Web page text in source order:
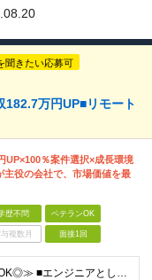
聞きたい応募可
182.7万円UP■リモート
UP×100％案件選択×成長環境
主役の会社で、市場価値を最
歴不問 ベテランOK
複数月 面接1回
≪経験2年│第二新卒もOK◎≫ ■エンジニアとして実務経験をお持ちの方（2年以上） ■学歴不問 ＼意欲重視の採用です／ 「経歴に自信がない」という方も、 "今後挑戦したいこと""スキルアップしたいこ